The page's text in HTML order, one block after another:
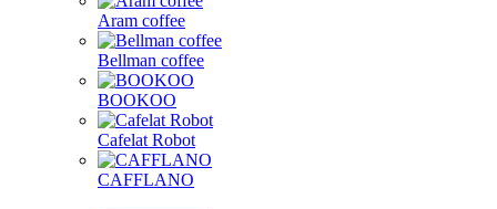
Aram coffee
Bellman coffee
BOOKOO
Cafelat Robot
CAFFLANO